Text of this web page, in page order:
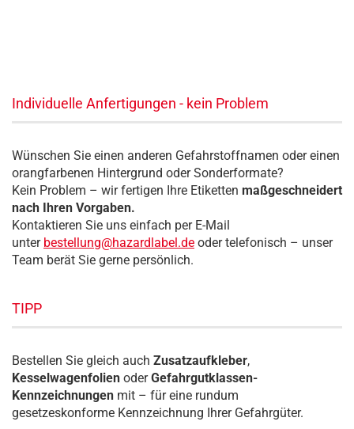
Individuelle Anfertigungen - kein Problem
Wünschen Sie einen anderen Gefahrstoffnamen oder einen
orangfarbenen Hintergrund oder Sonderformate?
Kein Problem – wir fertigen Ihre Etiketten maßgeschneidert
nach Ihren Vorgaben.
Kontaktieren Sie uns einfach per E-Mail
unter bestellung@hazardlabel.de oder telefonisch – unser
Team berät Sie gerne persönlich.
TIPP
Bestellen Sie gleich auch Zusatzaufkleber,
Kesselwagenfolien oderGefahrgutklassen-
Kennzeichnungen mit – für eine rundum
gesetzeskonforme Kennzeichnung Ihrer Gefahrgüter.